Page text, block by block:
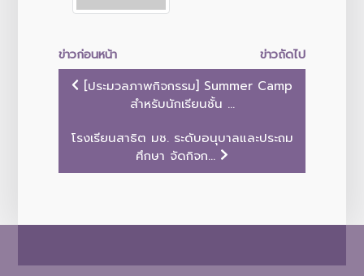
ข่าวก่อนหน้า
ข่าวถัดไป
[ประมวลภาพกิจกรรม] Summer Camp
สำหรับนักเรียนชั้น ...
โรงเรียนสาธิต มช. ระดับอนุบาลและประถม
ศึกษา จัดกิจก...